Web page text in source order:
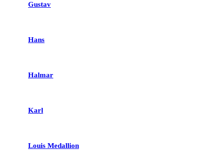
Gustav
Hans
Halmar
Karl
Louis Medallion